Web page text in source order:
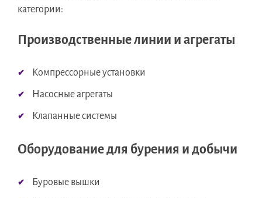
категории:
Производственные линии и агрегаты
Компрессорные установки
Насосные агрегаты
Клапанные системы
Оборудование для бурения и добычи
Буровые вышки